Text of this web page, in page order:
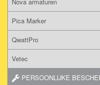
Pica Marker
QwattPro
Vetec
PERSOONLIJKE